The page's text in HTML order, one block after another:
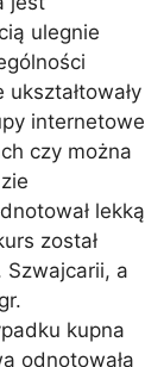
ulegnie
internetowe
czy można
lekką
został
Szwajcarii, a
kupna
odnotowała